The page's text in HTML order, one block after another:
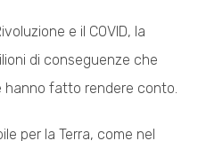
e il COVID, la
di conseguenze che
hanno fatto rendere conto.
per la Terra, come nel